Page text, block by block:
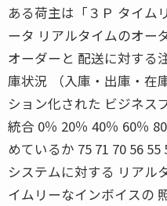
ある荷主は「３Ｐ タイム
ータ リアルタイムのオー
オーダーと 配送に対する
庫状況 （入庫・出庫・
ション化された ビジネス
統合 0％ 20％ 40％ 60％
めているか 75 71 70 56
システムに対する リアル
イムリーなインボイスの